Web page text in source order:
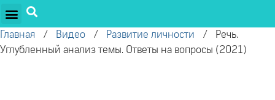
Главная / Видео / Развитие личности /
Речь.
Углубленный анализ темы. Ответы на вопросы (2021)